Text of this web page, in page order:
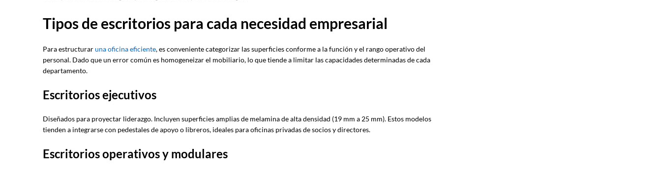
Tipos de escritorios para cada necesidad empresarial
Para estructuraruna oficina eficiente, es conveniente categorizar las superficies conforme a la función y el rango operativo del
personal. Dado que un error común es homogeneizar el mobiliario, lo que tiende a limitar las capacidades determinadas de cada
departamento.
Escritorios ejecutivos
Diseñados para proyectar liderazgo. Incluyen superficies amplias de melamina de alta densidad (19 mm a 25 mm). Estos modelos
tienden a integrarse con pedestales de apoyo o libreros, ideales para oficinas privadas de socios y directores.
Escritorios operativos y modulares